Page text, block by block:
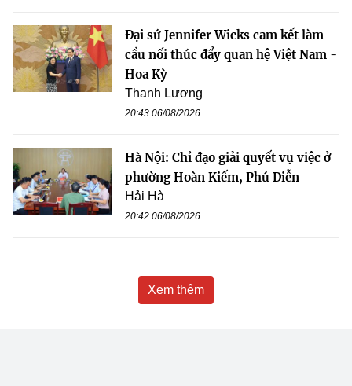
Đại sứ Jennifer Wicks cam kết làm
cầu nối thúc đẩy quan hệ Việt Nam -
Hoa Kỳ
Thanh Lương
20:43 06/08/2026
Hà Nội: Chỉ đạo giải quyết vụ việc ở
phường Hoàn Kiếm, Phú Diễn
Hải Hà
20:42 06/08/2026
Xem thêm